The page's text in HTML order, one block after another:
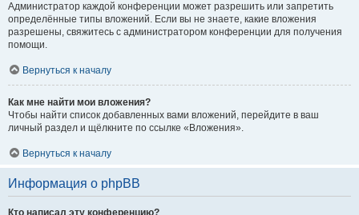
Администратор каждой конференции может разрешить или запретить
определённые типы вложений. Если вы не знаете, какие вложения
разрешены, свяжитесь с администратором конференции для получения
помощи.
Вернуться к началу
Как мне найти мои вложения?
Чтобы найти список добавленных вами вложений, перейдите в ваш
личный раздел и щёлкните по ссылке «Вложения».
Вернуться к началу
Информация о phpBB
Кто написал эту конференцию?